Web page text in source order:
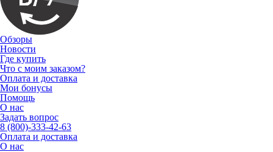
Обзоры
Новости
Где купить
Что с моим заказом?
Оплата и доставка
Мои бонусы
Помощь
О нас
Задать вопрос
8 (800)-333-42-63
Оплата и доставка
О нас